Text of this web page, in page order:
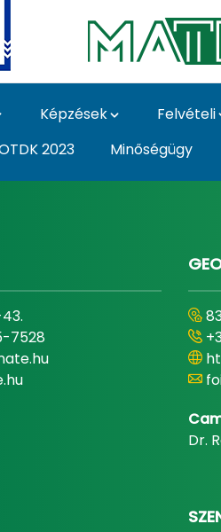
Képzések Felvételi
2023 Minőségügy
7528
Dr.